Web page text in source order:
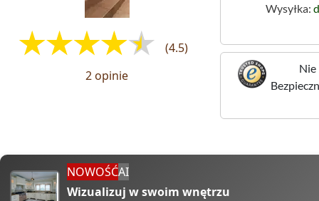
(4.5)
2 opinie
Wysyłka:
Nie
NOWOŚĆAI
Wizualizuj w swoim wnętrzu